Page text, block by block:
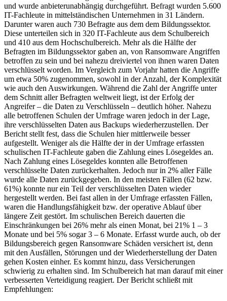
und wurde anbieterunabhängig durchgeführt. Befragt wurden 5.600
IT-Fachleute in mittelständischen Unternehmen in 31 Ländern.
Darunter waren auch 730 Befragte aus dem dem Bildungssektor.
Diese unterteilen sich in 320 IT-Fachleute aus dem Schulbereich
und 410 aus dem Hochschulbereich. Mehr als die Hälfte der
Befragten im Bildungssektor gaben an, von Ransomware Angriffen
betroffen zu sein und bei nahezu dreiviertel von ihnen waren Daten
verschlüsselt worden. Im Vergleich zum Vorjahr hatten die Angriffe
um etwa 50% zugenommen, sowohl in der Anzahl, der Komplexität
wie auch den Auswirkungen. Während die Zahl der Angriffe unter
dem Schnitt aller Befragten weltweit liegt, ist der Erfolg der
Angreifer – die Daten zu Verschlüsseln – deutlich höher. Nahezu
alle betroffenen Schulen der Umfrage waren jedoch in der Lage,
ihre verschlüsselten Daten aus Backups wiederherzustellen. Der
Bericht stellt fest, dass die Schulen hier mittlerweile besser
aufgestellt. Weniger als die Hälfte der in der Umfrage erfassten
schulischen IT-Fachleute gaben die Zahlung eines Lösegeldes an.
Nach Zahlung eines Lösegeldes konnten alle Betroffenen
verschlüsselte Daten zurückerhalten. Jedoch nur in 2% aller Fälle
wurde alle Daten zurückgegeben. In den meisten Fällen (62 bzw.
61%) konnte nur ein Teil der verschlüsselten Daten wieder
hergestellt werden. Bei fast allen in der Umfrage erfassten Fällen,
waren die Handlungsfähigkeit bzw. der operative Ablauf über
längere Zeit gestört. Im schulischen Bereich dauerten die
Einschränkungen bei 26% mehr als einen Monat, bei 21% 1 – 3
Monate und bei 5% sogar 3 – 6 Monate. Erfasst wurde auch, ob der
Bildungsbereich gegen Ransomware Schäden versichert ist, denn
mit den Ausfällen, Störungen und der Wiederherstellung der Daten
gehen Kosten einher. Es kommt hinzu, dass Versicherungen
schwierig zu erhalten sind. Im Schulbereich hat man darauf mit einer
verbesserten Verteidigung reagiert. Der Bericht schließt mit
Empfehlungen: